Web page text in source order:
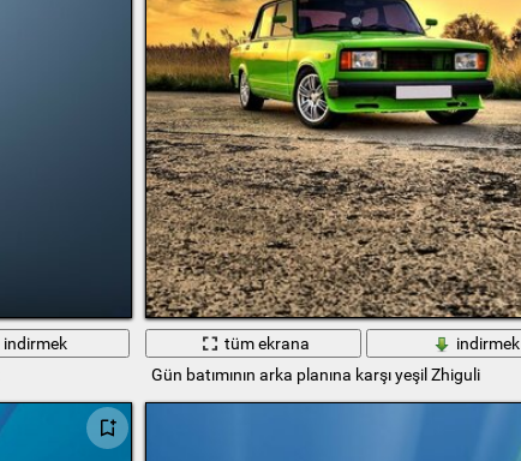
indirmek
tüm ekrana
indirmek
Gün batımının arka planına karşı yeşil Zhiguli